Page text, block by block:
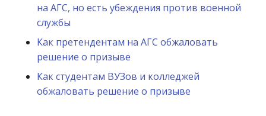
на АГС, но есть убеждения против военной
службы
Как претендентам на АГС обжаловать
решение о призыве
Как студентам ВУЗов и колледжей
обжаловать решение о призыве